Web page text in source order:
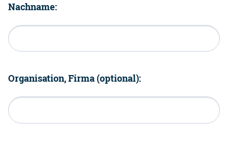
Nachname:
Organisation, Firma (optional):